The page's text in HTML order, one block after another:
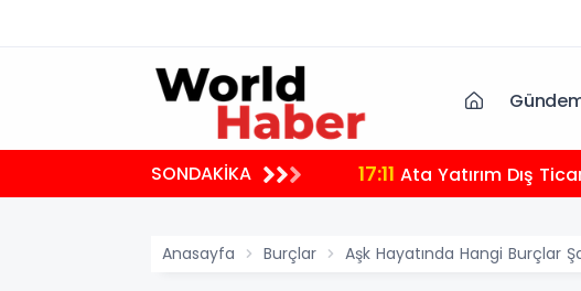
SONDAKİKA 17:11 Ata Yatırım Dış
Anasayfa Burçlar Aşk Hayatında Hangi Burçlar